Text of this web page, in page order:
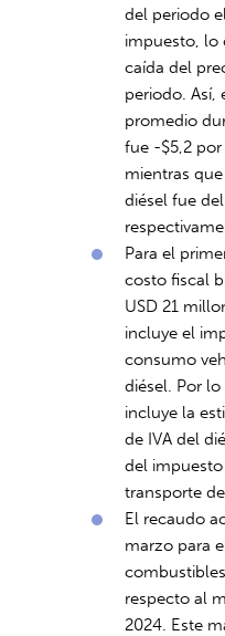
del periodo
impuesto, lo
caída del
periodo. Así,
promedio
fue -$5,2
mientras
diésel fue
Para el
costo fiscal
USD 21
incluye el
consumo
diésel. Por
incluye la
de IVA del
del
transporte
El recaudo
marzo para
respecto al
2024. Este